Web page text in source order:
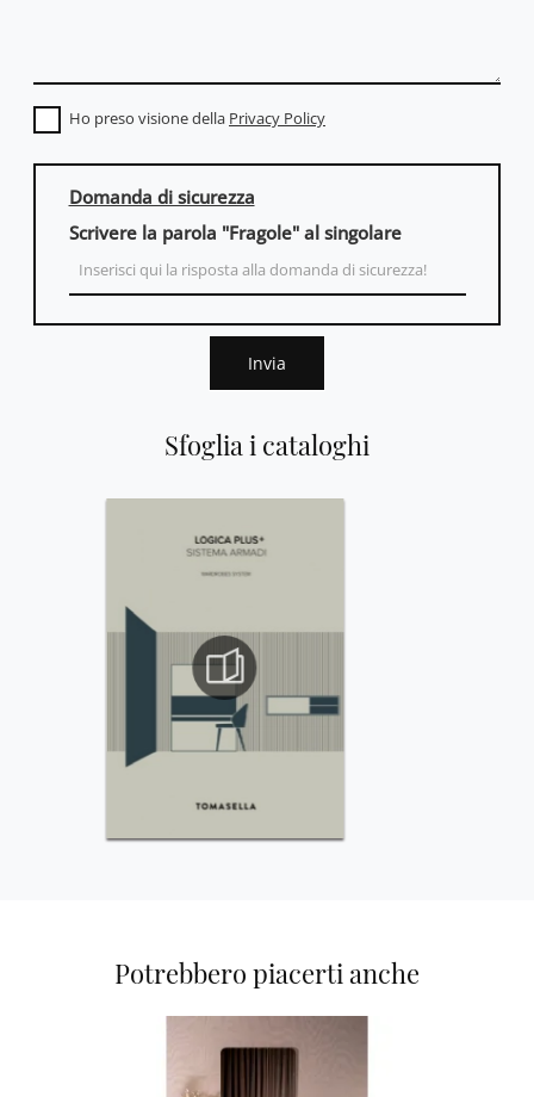
Sfoglia i cataloghi
Ho preso visione della Privacy Policy
Domanda di sicurezza
Scrivere la parola "Fragole" al singolare
Invia
Potrebbero piacerti anche